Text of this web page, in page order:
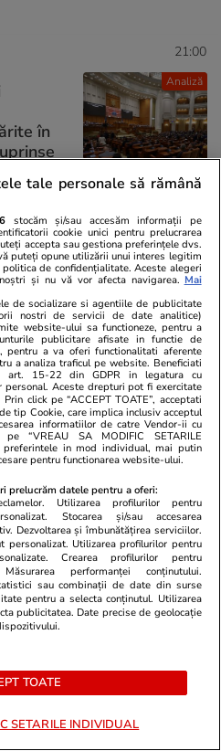
Analiză
21:00
în
Exclusiv
12:58
PNL
a
de
atac al
verdict dur
arbitru în
tale personale să rămână
stocăm și/sau accesăm informații pe
cookie unici pentru prelucrarea
accepta sau gestiona preferințele dvs.
puteți opune utilizării unui interes legitim
de confidențialitate. Aceste alegeri
și nu vă vor afecta navigarea. Mai
de socializare si agentiile de publicitate
nostri de servicii de date analitice)
website-ului sa functioneze, pentru a
publicitare afisate in functie de
pentru a va oferi functionalitati aferente
a analiza traficul pe website. Beneficiati
art. 15-22 din GDPR in legatura cu
personal. Aceste drepturi pot fi exercitate
Prin click pe “ACCEPT TOATE”, acceptati
tip Cookie, care implica inclusiv acceptul
informatiilor de catre Vendor-ii cu
“VREAU SA MODIFIC SETARILE
preferintele in mod individual, mai putin
pentru functionarea website-ului.
prelucrăm datele pentru a oferi:
Utilizarea profilurilor pentru
Stocarea și/sau accesarea
Dezvoltarea și îmbunătățirea serviciilor.
personalizat. Utilizarea profilurilor pentru
Crearea profilurilor pentru
performanței conținutului.
sau combinații de date din surse
pentru a selecta conținutul. Utilizarea
publicitatea. Date precise de geolocație
TOATE
SETARILE INDIVIDUAL